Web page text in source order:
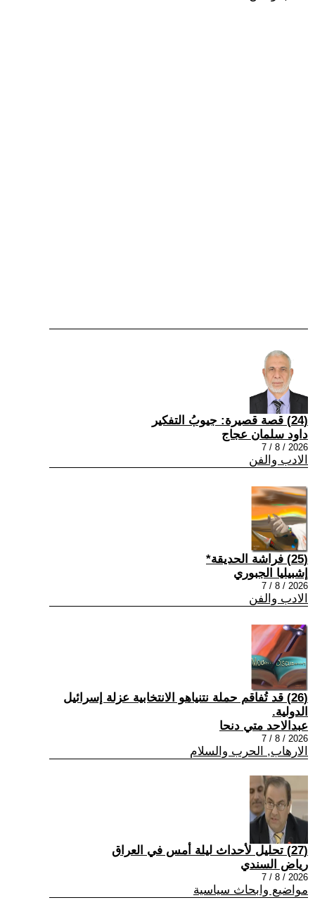
(24) قصة قصيرة: جيوبُ التفكير
داود سلمان عجاج
2026 / 8 / 7
الادب والفن
(25) فراشة الحديقة*
إشبيليا الجبوري
2026 / 8 / 7
الادب والفن
(26) قد تُفاقم حملة نتنياهو الانتخابية عزلة إسرائيل
الدولية.
عبدالاحد متي دنحا
2026 / 8 / 7
الارهاب, الحرب والسلام
(27) تحليل لأحداث ليلة أمس في العراق
رياض السندي
2026 / 8 / 7
مواضيع وابحاث سياسية